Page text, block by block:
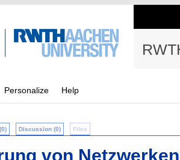
Personalize Help
Discussion (0) Files
von